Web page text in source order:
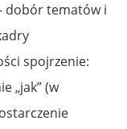
dobór tematów i
spojrzenie:
„jak” (w